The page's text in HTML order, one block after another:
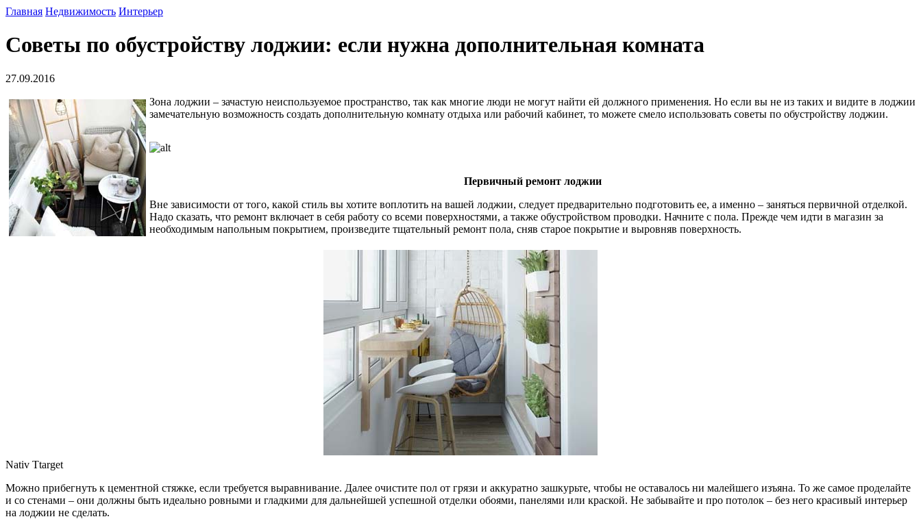
Главная Недвижимость Интерьер
Советы по обустройству лоджии: если нужна дополнительная комната
27.09.2016
Зона лоджии – зачастую неиспользуемое пространство, так как многие люди не могут найти ей должного применения. Но если вы не из таких и видите в лоджии
замечательную возможность создать дополнительную комнату отдыха или рабочий кабинет, то можете смело использовать советы по обустройству лоджии.
Первичный ремонт лоджии
Вне зависимости от того, какой стиль вы хотите воплотить на вашей лоджии, следует предварительно подготовить ее, а именно – заняться первичной отделкой.
Надо сказать, что ремонт включает в себя работу со всеми поверхностями, а также обустройством проводки. Начните с пола. Прежде чем идти в магазин за
необходимым напольным покрытием, произведите тщательный ремонт пола, сняв старое покрытие и выровняв поверхность.
Nativ Ttarget
Можно прибегнуть к цементной стяжке, если требуется выравнивание. Далее очистите пол от грязи и аккуратно зашкурьте, чтобы не оставалось ни малейшего изъяна. То же самое проделайте
и со стенами – они должны быть идеально ровными и гладкими для дальнейшей успешной отделки обоями, панелями или краской. Не забывайте и про потолок – без него красивый интерьер
на лоджии не сделать.